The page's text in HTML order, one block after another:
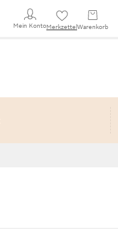
Mein KontoMerkzettel Warenkorb